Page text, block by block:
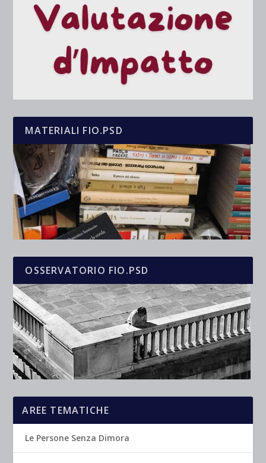
MATERIALI FIO.PSD
OSSERVATORIO FIO.PSD
AREE TEMATICHE
Le Persone Senza Dimora